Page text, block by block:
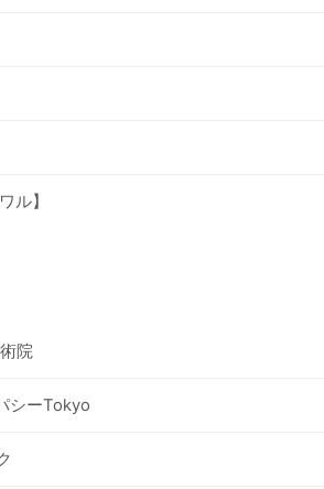
ル】
院
シーTokyo